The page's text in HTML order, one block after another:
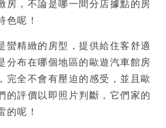
房，不論是哪一間分店據點的房
色呢！
蠻精緻的房型，提供給住客舒適
分布在哪個地區的歐遊汽車館房
完全不會有壓迫的感受，並且歐
的評價以即照片判斷，它們家的
的呢！